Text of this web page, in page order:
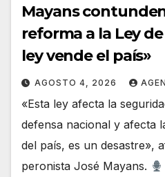
Mayans
reforma a la Ley
ley vende el país»
AGOSTO 4, 2026
«Esta ley afecta la
defensa nacional y afecta
del país, es un desastre»,
peronista José Mayans.